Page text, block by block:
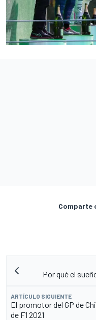
Comparte
Por qué el
ARTÍCULO SIGUIENTE
El promotor del GP de
de F1 2021